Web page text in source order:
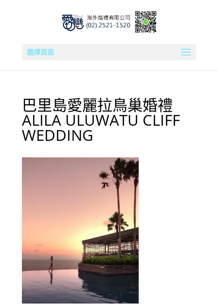
選擇頁面
巴里島愛麗拉鳥巢婚禮
ALILA ULUWATU CLIFF
WEDDING